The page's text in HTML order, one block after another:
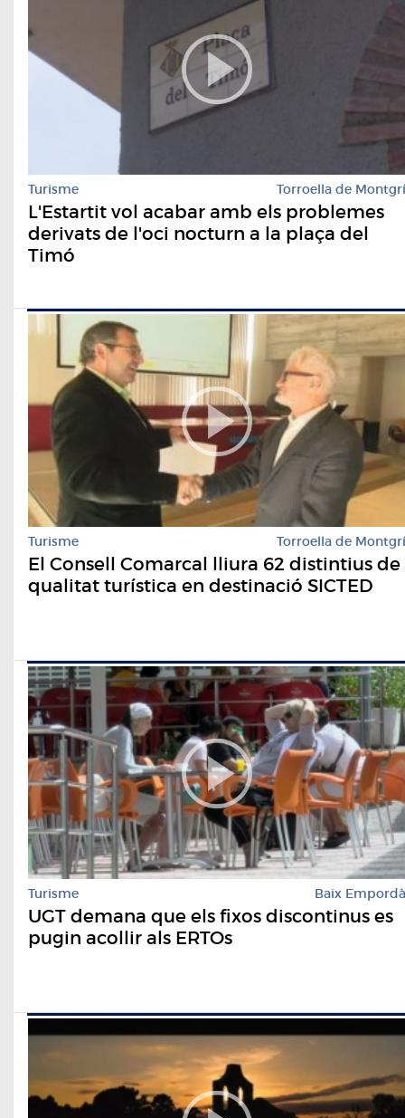
Turisme Torroella de Montgrí
L'Estartit vol acabar amb els problemes
derivats de l'oci nocturn a la plaça del
Timó
Turisme Torroella de Montgrí
El Consell Comarcal lliura 62 distintius de
qualitat turística en destinació SICTED
Turisme Baix Empordà
UGT demana que els fixos discontinus es
pugin acollir als ERTOs